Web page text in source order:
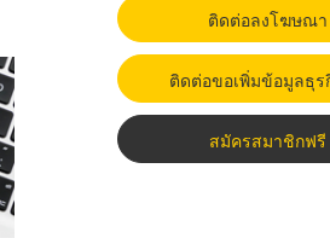
ติดต่อลงโฆษณา
ติดต่อขอเพิ่มข้อมูลธุร
สมัครสมาชิกฟรี